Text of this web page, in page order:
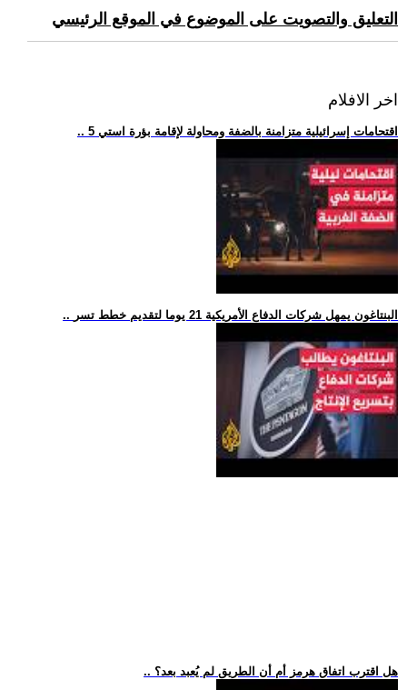
التعليق والتصويت على الموضوع في الموقع الرئيسي
اخر الافلام
.. 5 اقتحامات إسرائيلية متزامنة بالضفة ومحاولة لإقامة بؤرة استي
.. البنتاغون يمهل شركات الدفاع الأمريكية 21 يوما لتقديم خطط تسر
.. هل اقترب اتفاق هرمز أم أن الطريق لم يُعبد بعد؟